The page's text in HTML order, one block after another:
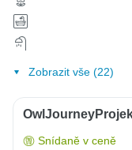
Zobrazit vše (22)
Snídaně v ceně